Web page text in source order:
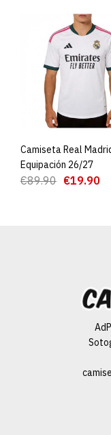
AGREGAR AL
Camiseta Real
Equipación 26/27
€89.90 €19.90